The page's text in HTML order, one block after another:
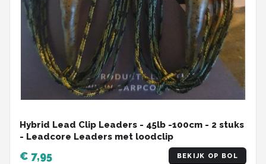
Hybrid Lead Clip Leaders - 45lb -100cm - 2 stuks
- Leadcore Leaders met loodclip
€ 7,95 BEKIJK OP BOL